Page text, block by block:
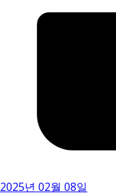
2025년 02월 08일